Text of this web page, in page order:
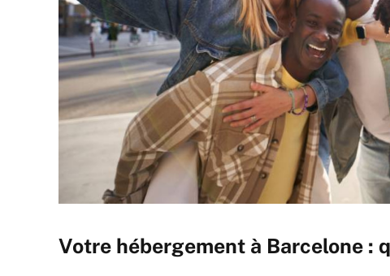
Votre hébergement à Barcelone :